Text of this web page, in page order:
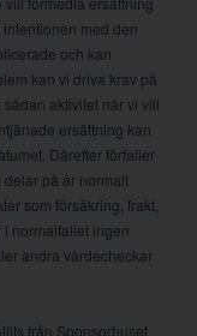
med den
och kan
kan vi driva krav på
aktivitet när vi vill
ersättning kan
Därefter förfaller
på är normalt
som försäkring, frakt,
normalfallet ingen
andra värdecheckar
från Sponsorhuset